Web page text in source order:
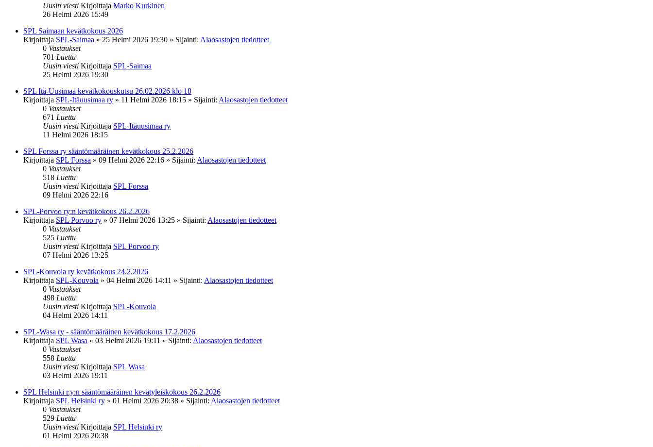
Uusin viesti Kirjoittaja Marko Kurkinen
26 Helmi 2026 15:49
SPL Saimaan kevätkokous 2026
Kirjoittaja SPL-Saimaa » 25 Helmi 2026 19:30 » Sijainti: Alaosastojen tiedotteet
0 Vastaukset
701 Luettu
Uusin viesti Kirjoittaja SPL-Saimaa
25 Helmi 2026 19:30
SPL Itä-Uusimaa kevätkokouskutsu 26.02.2026 klo 18
Kirjoittaja SPL-Itäuusimaa ry » 11 Helmi 2026 18:15 » Sijainti: Alaosastojen tiedotteet
0 Vastaukset
671 Luettu
Uusin viesti Kirjoittaja SPL-Itäuusimaa ry
11 Helmi 2026 18:15
SPL Forssa ry sääntömääräinen kevätkokous 25.2.2026
Kirjoittaja SPL Forssa » 09 Helmi 2026 22:16 » Sijainti: Alaosastojen tiedotteet
0 Vastaukset
518 Luettu
Uusin viesti Kirjoittaja SPL Forssa
09 Helmi 2026 22:16
SPL-Porvoo ry:n kevätkokous 26.2.2026
Kirjoittaja SPL Porvoo ry » 07 Helmi 2026 13:25 » Sijainti: Alaosastojen tiedotteet
0 Vastaukset
525 Luettu
Uusin viesti Kirjoittaja SPL Porvoo ry
07 Helmi 2026 13:25
SPL-Kouvola ry kevätkokous 24.2.2026
Kirjoittaja SPL-Kouvola » 04 Helmi 2026 14:11 » Sijainti: Alaosastojen tiedotteet
0 Vastaukset
498 Luettu
Uusin viesti Kirjoittaja SPL-Kouvola
04 Helmi 2026 14:11
SPL-Wasa ry - sääntömääräinen kevätkokous 17.2.2026
Kirjoittaja SPL Wasa » 03 Helmi 2026 19:11 » Sijainti: Alaosastojen tiedotteet
0 Vastaukset
558 Luettu
Uusin viesti Kirjoittaja SPL Wasa
03 Helmi 2026 19:11
SPL Helsinki r.y:n sääntömääräinen kevätyleiskokous 26.2.2026
Kirjoittaja SPL Helsinki ry » 01 Helmi 2026 20:38 » Sijainti: Alaosastojen tiedotteet
0 Vastaukset
529 Luettu
Uusin viesti Kirjoittaja SPL Helsinki ry
01 Helmi 2026 20:38